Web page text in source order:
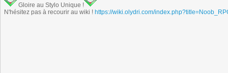
Gloire au Stylo Unique !
N'hésitez pas à recourir au wiki ! https://wiki.olydri.com/